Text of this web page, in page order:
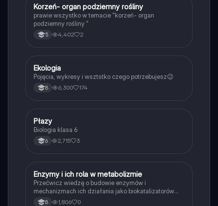
KBiologia
Korzeń- organ podziemny rośliny
prawie wszystko w temacie "korzeń- organ
podziemny rośliny "
5 4,402 2
Biologia
Ekologia
Pojęcia, wykresy i wsztstko czego potrzebujesz😉
8 6,300 174
PBiologia
Płazy
Biologia klasa 6
6 2,715 3
EBiologia
Enzymy i ich rola w metabolizmie
Przećwicz wiedzę o budowie enzymów i
mechanizmach ich działania jako biokatalizatorów
przyspieszających reakcje.
8 1,806 0